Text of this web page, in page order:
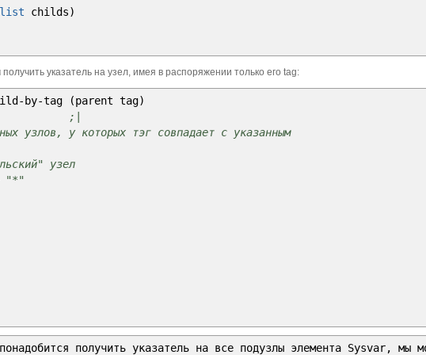
ent_value
;|
значения в ename
преобразовать в примитив. Может
или просто
из указанных типов,
ename->vla-object (entlast)))
)
list childs)
указатель на узел, имея в распоряжении только его tag:
- by-tag (parent tag)
;|
узлов, у которых тэг совпадает с указанным
узел
"*"
получить указатель на все подузлы элемента Sysvar, мы